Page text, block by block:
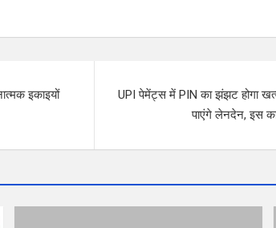
इकाइयों
UPI पेमेंट्स में PIN का झंझट होगा
पाएंगे लेनदेन, इस